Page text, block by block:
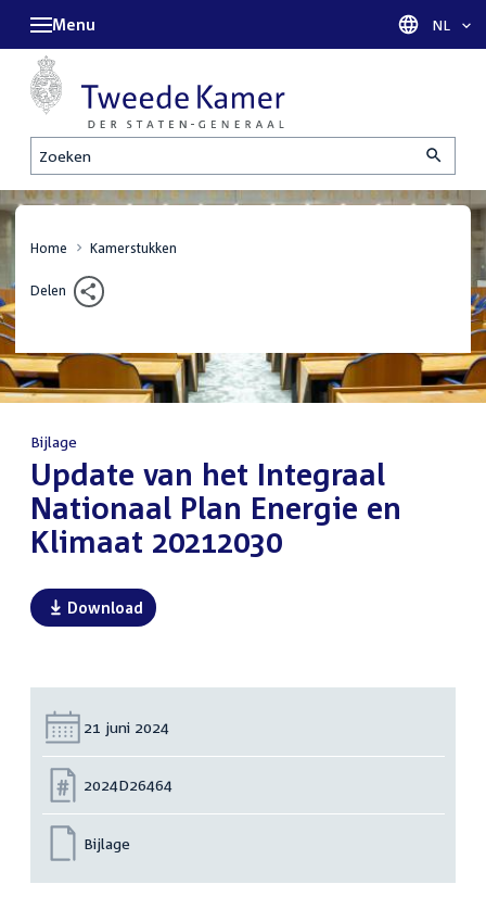
Zoeken
Menu Taal
NL
Home Kamerstukken
Delen
Bijlage
:Update van het Integraal
Nationaal Plan Energie en
Klimaat 20212030
Download
Datum:
21 juni 2024
Nummer:
2024D26464
Bijlage